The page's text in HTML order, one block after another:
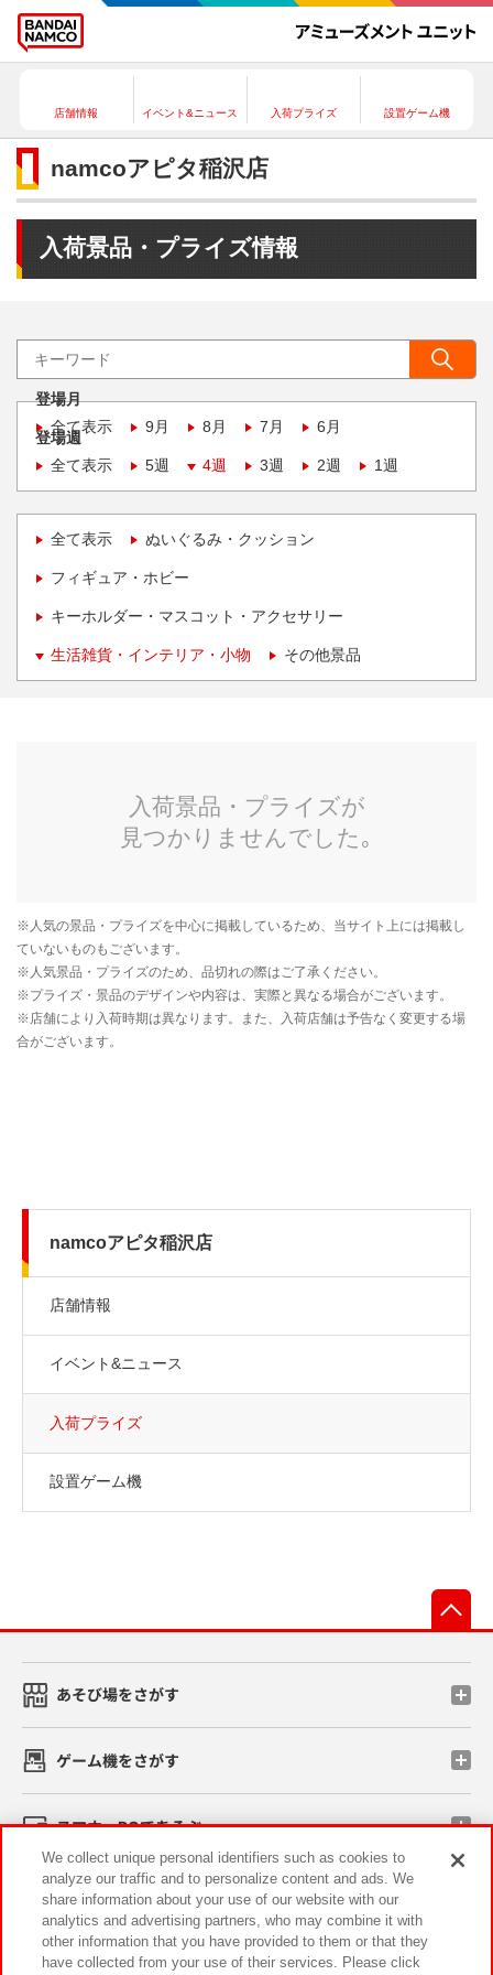
店舗情報 イベント&ニュース 入荷プライズ 設置ゲーム機
namcoアピタ稲沢店
入荷景品・プライズ情報
登場月
全て表示
9月 8月 7月 6月
登場週
全て表示
5週 4週 3週 2週 1週
全て表示 ぬいぐるみ・クッション
フィギュア・ホビー
キーホルダー・マスコット・アクセサリー
生活雑貨・インテリア・小物 その他景品
namcoアピタ稲沢店
店舗情報
イベント&ニュース
入荷プライズ
設置ゲーム機
あそび場をさがす
ゲーム機をさがす
スマホ・PCであそぶ
イベント・キャンペーン
We collect unique personal identifiers such as cookies to
analyze our traffic and to personalize content and ads. We
share information about your use of our website with our
analytics and advertising partners, who may combine it with
other information that you have provided to them or that they
have collected from your use of their services. Please click